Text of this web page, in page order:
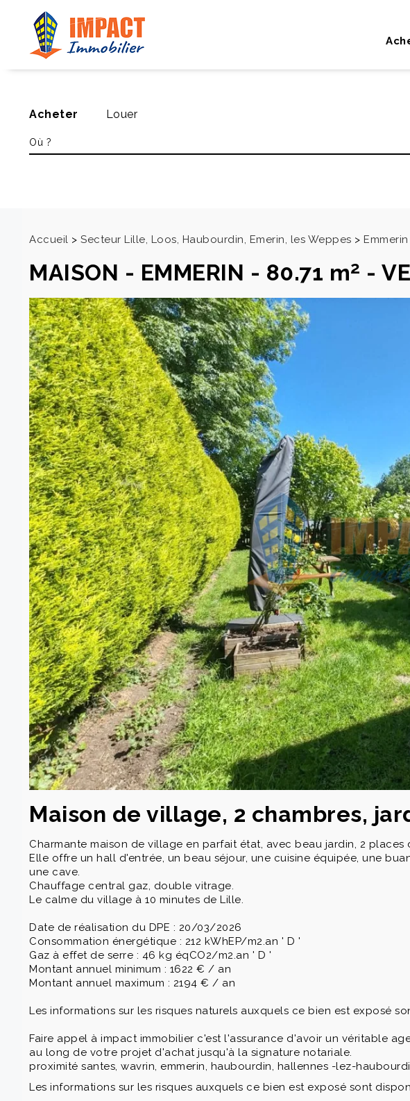
Acheter Louer
Accueil > Secteur Lille, Loos, Haubourdin, Emerin, les Weppes > Emmerin
MAISON - EMMERIN - 80.71 m2 -
Maison de village, 2 chambres,
Charmante maison de village en parfait état, avec beau jardin, 2 places
Elle offre un hall d'entrée, un beau séjour, une cuisine équipée, une
une cave.
Chauffage central gaz, double vitrage.
Le calme du village à 10 minutes de Lille.
Date de réalisation du DPE : 20/03/2026
Consommation énergétique : 212 kWhEP/m2.an ' D '
Gaz à effet de serre : 46 kg éqCO2/m2.an ' D '
Montant annuel minimum : 1622 € / an
Montant annuel maximum : 2194 € / an
Les informations sur les risques naturels auxquels ce bien est exposé
Faire appel à impact immobilier c'est l'assurance d'avoir un véritable
au long de votre projet d'achat jusqu'à la signature notariale.
proximité santes, wavrin, emmerin, haubourdin, hallennes -lez-
Les informations sur les risques auxquels ce bien est exposé sont